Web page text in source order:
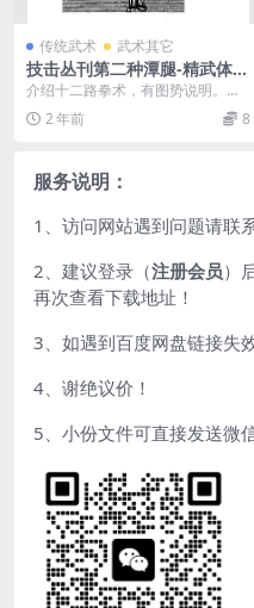
传统武术 武术其它
技击丛刊第二种潭腿-精武体育
会
介绍十二路拳术，有图势说明。附:
《八年来技击杂谈》（卢炜昌）
2 年前 8
服务说明：
1、访问网站遇到问题请联
2、建议登录（注册会员）
再次查看下载地址！
3、如遇到百度网盘链接失
4、谢绝议价！
5、小份文件可直接发送微